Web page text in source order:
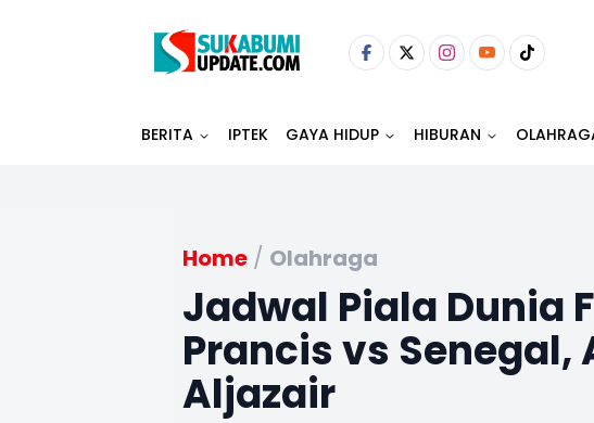
BERITA IPTEK GAYA HIDUP HIBURAN
Home / Olahraga
Jadwal Piala Dunia
Prancis vs
Aljazair